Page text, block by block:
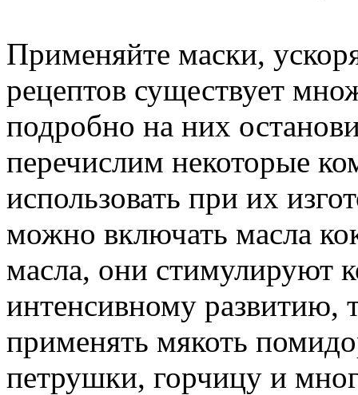
Применяйте маски,
рецептов существует
подробно на них
перечислим некоторые
использовать при их
можно включать масла
масла, они стимулируют
интенсивному развитию,
применять мякоть
петрушки, горчицу и